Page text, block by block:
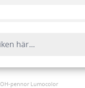
OH-pennor Lumocolor